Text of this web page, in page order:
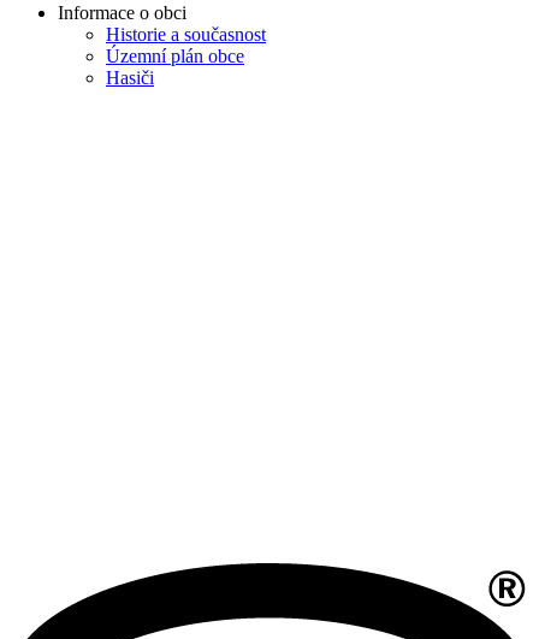
Informace o obci
Historie a současnost
Územní plán obce
Hasiči